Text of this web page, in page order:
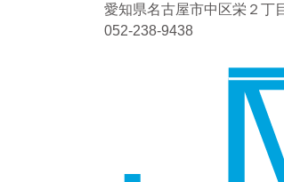
愛知県名古屋市中区栄２丁
052-238-9438